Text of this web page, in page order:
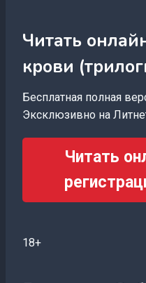
Читать
крови
Бесплатная полная
Эксклюзивно на
Читать
18+